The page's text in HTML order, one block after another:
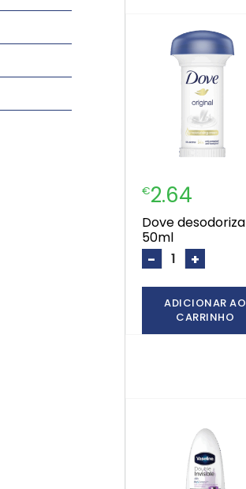
€2.64
dove desodorizante
50ml
- +
ADICIONAR AO
CARRINHO